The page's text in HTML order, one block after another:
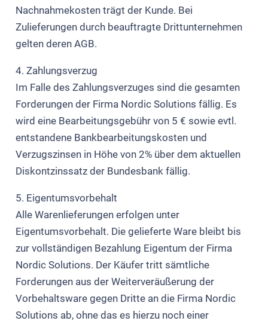
Nachnahmekosten trägt der Kunde. Bei
Zulieferungen durch beauftragte Drittunternehmen
gelten deren AGB.
4. Zahlungsverzug
Im Falle des Zahlungsverzuges sind die gesamten
Forderungen der Firma Nordic Solutions fällig. Es
wird eine Bearbeitungsgebühr von 5 € sowie evtl.
entstandene Bankbearbeitungskosten und
Verzugszinsen in Höhe von 2% über dem aktuellen
Diskontzinssatz der Bundesbank fällig.
5. Eigentumsvorbehalt
Alle Warenlieferungen erfolgen unter
Eigentumsvorbehalt. Die gelieferte Ware bleibt bis
zur vollständigen Bezahlung Eigentum der Firma
Nordic Solutions. Der Käufer tritt sämtliche
Forderungen aus der Weiterveräußerung der
Vorbehaltsware gegen Dritte an die Firma Nordic
Solutions ab, ohne das es hierzu noch einer